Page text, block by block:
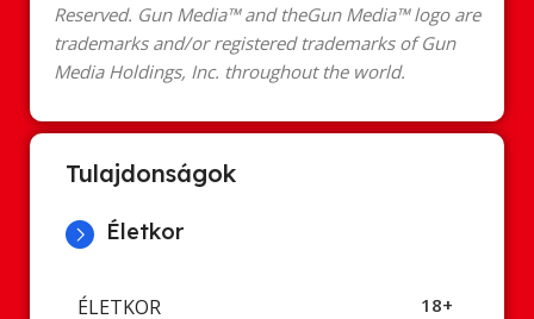
Reserved. Gun Media™ and theGun Media™ logo are
trademarks and/or registered trademarks of Gun
Media Holdings, Inc. throughout the world.
Tulajdonságok
Életkor
ÉLETKOR 18+